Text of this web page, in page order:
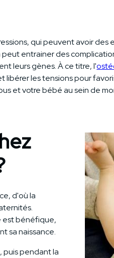
qui peuvent avoir
entrainer des
leurs gènes. À ce titre, l'
libérer les tensions pour
et votre bébé au sein de
d'où la
est bénéfique,
sa naissance.
puis pendant la